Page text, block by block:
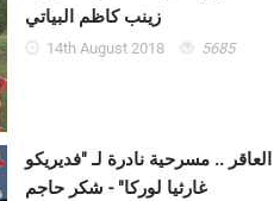
زينب كاظم البياتي
14th August 2018 5685
العاقر .. مسرحية نادرة لـ "فديريكو
غارثيا لوركا" - شكر حاجم